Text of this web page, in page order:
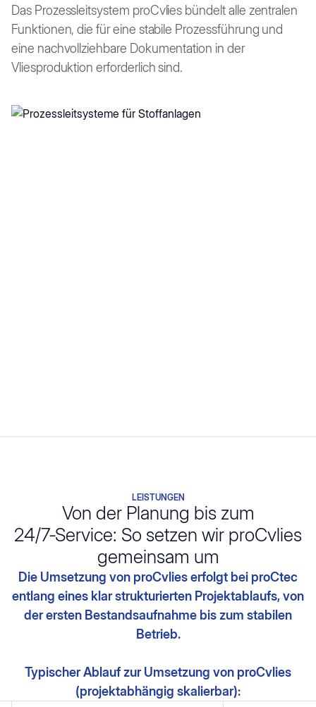
Das Prozessleitsystem proCvlies bündelt alle zentralen
Funktionen, die für eine stabile Prozessführung und
eine nachvollziehbare Dokumentation in der
Vliesproduktion erforderlich sind.
LEISTUNGEN
Von der Planung bis zum
24/7‑Service: So setzen wir proCvlies
gemeinsam um
Die Umsetzung von proCvlies erfolgt bei proCtec
entlang eines klar strukturierten Projektablaufs, von
der ersten Bestandsaufnahme bis zum stabilen
Betrieb.
Typischer Ablauf zur Umsetzung von proCvlies
(projektabhängig skalierbar):